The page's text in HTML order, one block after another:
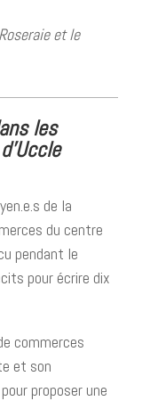
et le
les
de la
du centre
pendant le
pour écrire dix
commerces
et son
proposer une